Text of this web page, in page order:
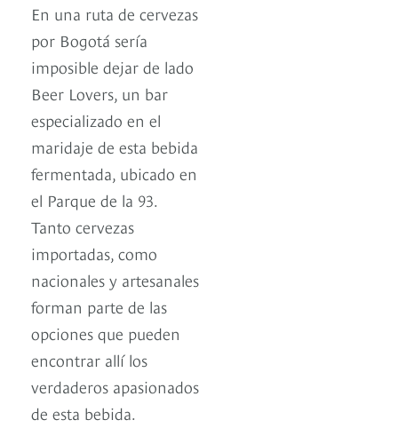
En una ruta de cervezas
por Bogotá sería
imposible dejar de lado
Beer Lovers, un bar
especializado en el
maridaje de esta bebida
fermentada, ubicado en
el Parque de la 93.
Tanto cervezas
importadas, como
nacionales y artesanales
forman parte de las
opciones que pueden
encontrar allí los
verdaderos apasionados
de esta bebida.